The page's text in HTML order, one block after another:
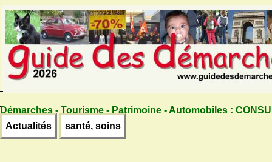
Démarches - Tourisme - Patrimoine - Automobiles :
Actualités
santé, soins